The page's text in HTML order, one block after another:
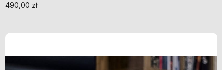
490,00 zł